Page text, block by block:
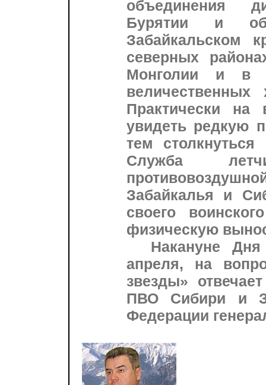
объединения
Бурятии и
Забайкальском
северных
Монголии и в
величественных
Практически на
увидеть редкую
тем
Служба
Забайкалья и
своего
физическую
Накануне Дня
апреля, на
звезды»
ПВО Сибири и
Федерации